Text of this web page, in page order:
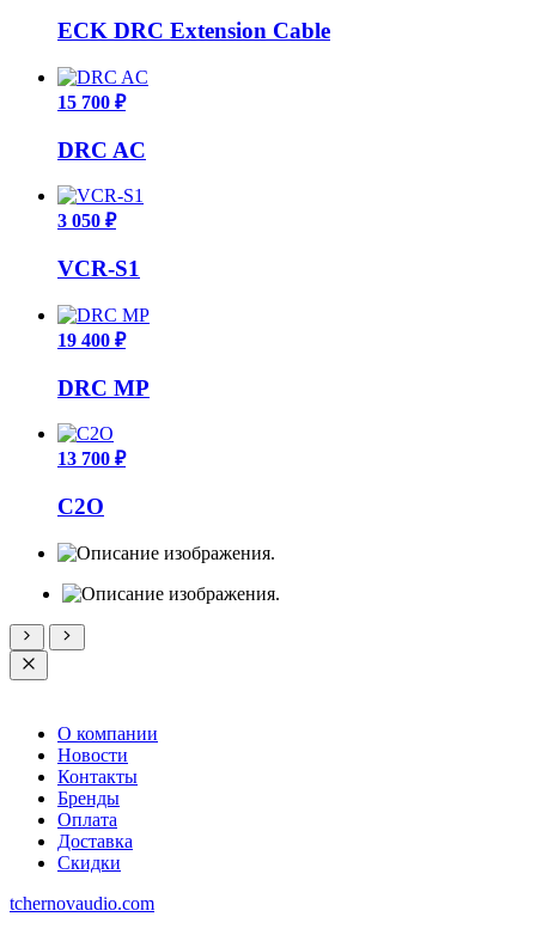
ECK DRC Extension Cable
15 700 ₽
DRC AC
3 050 ₽
VCR-S1
19 400 ₽
DRC MP
13 700 ₽
C2O
О компании
Новости
Контакты
Бренды
Оплата
Доставка
Скидки
tchernovaudio.com